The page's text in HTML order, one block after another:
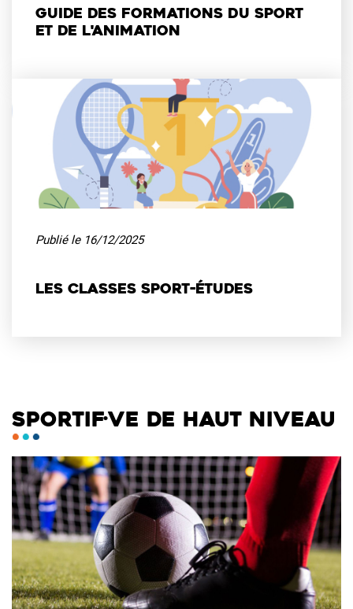
Guide des formations du sport
et de l'animation
Publié le 16/12/2025
Les classes sport-études
SPORTIF·VE DE HAUT NIVEAU